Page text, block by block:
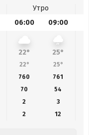
Утро
06:00 09:00
22° 25°
22° 25°
760 761
70 54
2
3
2 12